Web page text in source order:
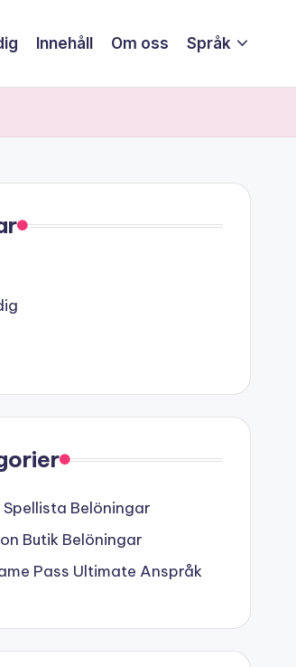
Innehåll Om oss Språk
Belöningar
Butik Belöningar
Pass Ultimate Anspråk